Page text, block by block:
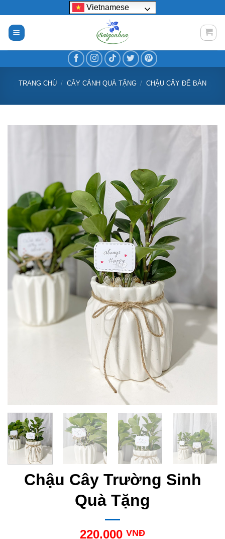
nội
dung
Vietnamese
TRANG CHỦ / CÂY CẢNH QUÀ TẶNG / CHẬU CÂY ĐỂ BÀN
Chậu Cây Trường Sinh
Quà Tặng
220.000 VNĐ